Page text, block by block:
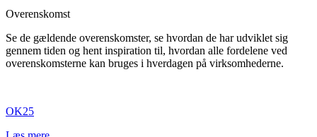
Overenskomst
Se de gældende overenskomster, se hvordan de har udviklet sig
gennem tiden og hent inspiration til, hvordan alle fordelene ved
overenskomsterne kan bruges i hverdagen på virksomhederne.
OK25